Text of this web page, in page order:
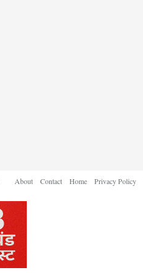
About Contact Home Privacy Policy